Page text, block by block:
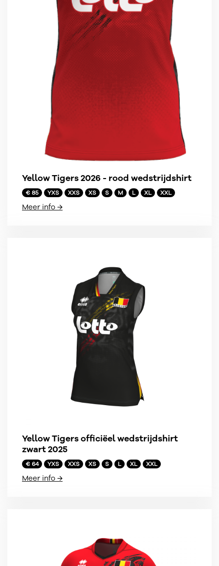
Yellow Tigers 2026 - rood wedstrijdshirt
€ 85 YXS XXS XS S M L XL XXL
Meer info →
Yellow Tigers officiëel wedstrijdshirt
zwart 2025
€ 64 YXS XXS XS S L XL XXL
Meer info →